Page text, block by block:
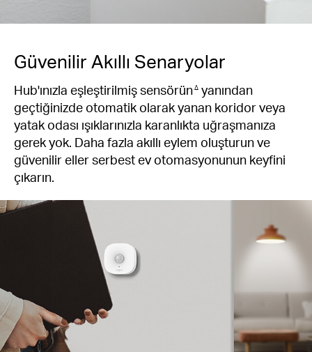
Güvenilir Akıllı Senaryolar
Hub'ınızla eşleştirilmiş sensörün∆ yanından
geçtiğinizde otomatik olarak yanan koridor veya
yatak odası ışıklarınızla karanlıkta uğraşmanıza
gerek yok. Daha fazla akıllı eylem oluşturun ve
güvenilir eller serbest ev otomasyonunun keyfini
çıkarın.